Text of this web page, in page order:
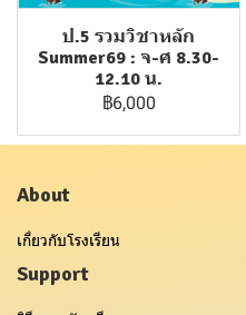
ป.5 รวมวิชาหลัก
Summer69 : จ-ศ 8.30-
12.10 น.
฿6,000
About
เกี่ยวกับโรงเรียน
Support